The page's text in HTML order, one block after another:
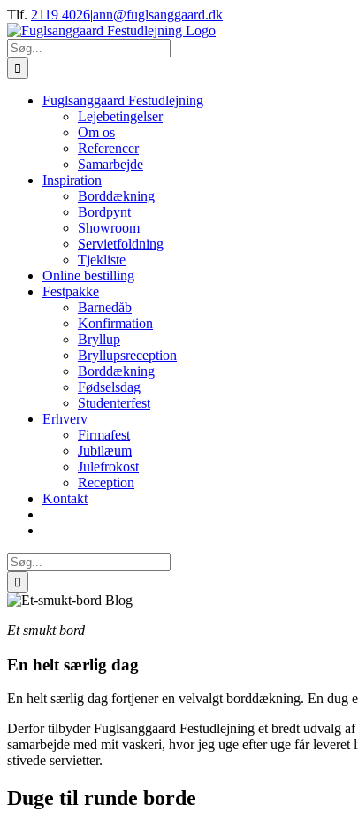
Skip
to
content
Tlf. 2119 4026|ann@fuglsanggaard.dk
Søg
efter:
Fuglsanggaard Festudlejning
Lejebetingelser
Om os
Referencer
Samarbejde
Inspiration
Borddækning
Bordpynt
Showroom
Servietfoldning
Tjekliste
Online bestilling
Festpakke
Barnedåb
Konfirmation
Bryllup
Bryllupsreception
Borddækning
Fødselsdag
Studenterfest
Erhverv
Firmafest
Jubilæum
Julefrokost
Reception
Kontakt
Søg
efter:
Et smukt bord
En helt særlig dag
En helt særlig dag fortjener en velvalgt borddækning. En dug
Derfor tilbyder Fuglsanggaard Festudlejning et bredt udvalg
samarbejde med mit vaskeri, hvor jeg uge efter uge får
stivede servietter.
Duge til runde borde